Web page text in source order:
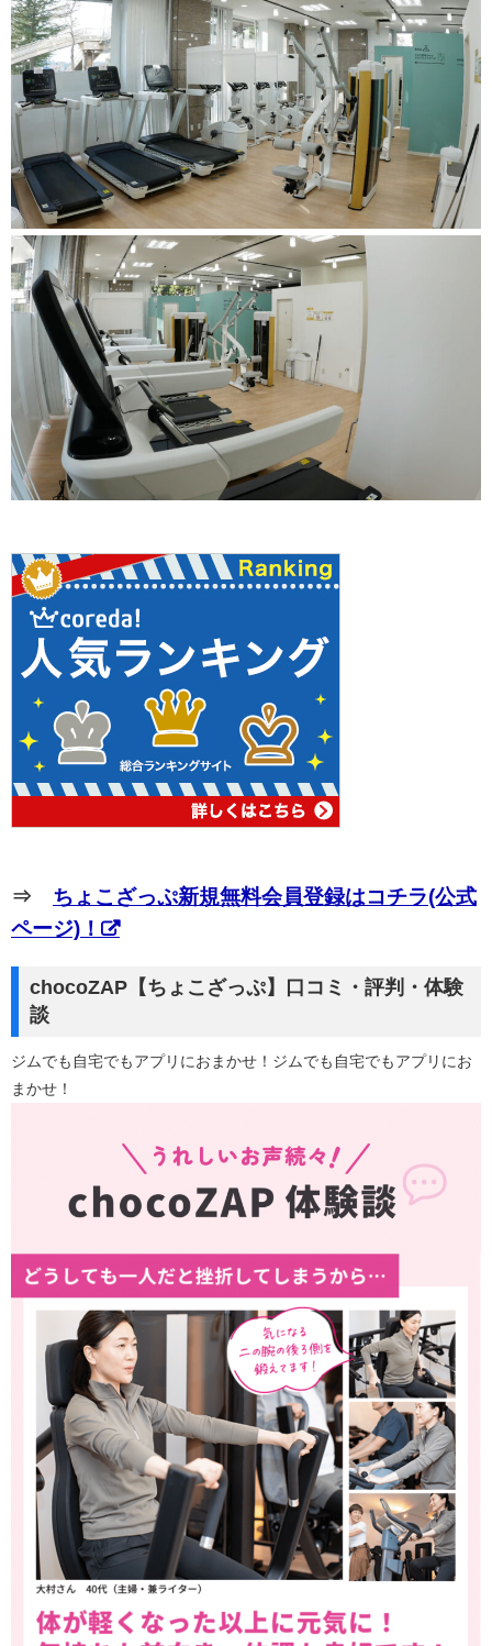
⇒ ちょこざっぷ新規無料会員登録はコチラ(公式
ページ)！
chocoZAP【ちょこざっぷ】口コミ・評判・体験
談
ジムでも自宅でもアプリにおまかせ！ジムでも自宅でもアプリにお
まかせ！